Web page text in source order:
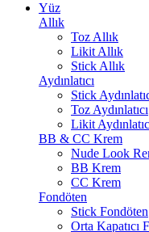
Yüz
Allık
Toz Allık
Likit Allık
Stick Allık
Aydınlatıcı
Stick
Toz Aydınlatıcı
Likit
BB & CC Krem
Nude Look
BB Krem
CC Krem
Fondöten
Stick Fondöten
Orta Kapatıcı